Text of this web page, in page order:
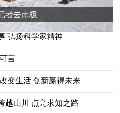
者去南极
弘扬科学家精神
言
变生活 创新赢得未来
越山川 点亮求知之路